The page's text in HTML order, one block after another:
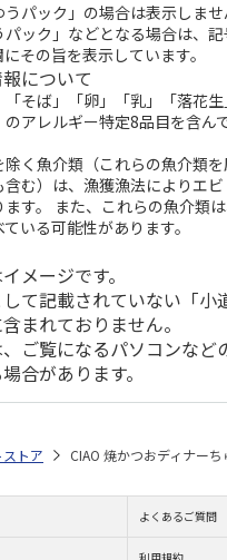
うパック」の場合は表示しま
パック」などとなる場合は、
その旨を表示しています。
について
「そば」「卵」「乳」「落花
のアレルギー特定8品目を含ん
く魚介類（これらの魚介類
含む）は、漁獲漁法によりエ
す。 また、これらの魚介類
いる可能性があります。
メージです。
て記載されていない「小
まれておりません。
ご覧になるパソコンなど
合があります。
トア CIAO 焼かつおディナー
よくあるご質問